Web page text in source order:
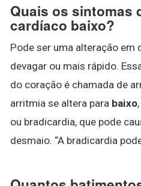
Quais os sintomas
cardíaco baixo?
Pode ser uma alteração em
devagar ou mais rápido.
do coração é chamada de
arritmia se altera para baixo
ou bradicardia, que pode
desmaio. “A bradicardia